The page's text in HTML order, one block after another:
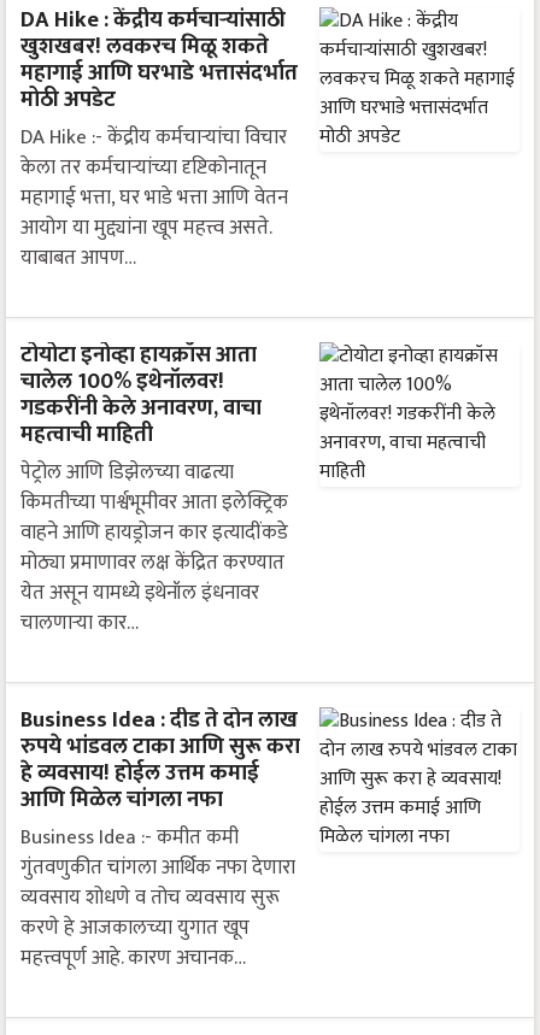
DA Hike : केंद्रीय कर्मचाऱ्यांसाठी
खुशखबर! लवकरच मिळू शकते
महागाई आणि घरभाडे भत्तासंदर्भात
मोठी अपडेट
DA Hike :- केंद्रीय कर्मचाऱ्यांचा विचार
केला तर कर्मचाऱ्यांच्या दृष्टिकोनातून
महागाई भत्ता, घर भाडे भत्ता आणि वेतन
आयोग या मुद्द्यांना खूप महत्त्व असते.
याबाबत आपण…
टोयोटा इनोव्हा हायक्रॉस आता
चालेल 100% इथेनॉलवर!
गडकरींनी केले अनावरण, वाचा
महत्वाची माहिती
पेट्रोल आणि डिझेलच्या वाढत्या
किमतीच्या पार्श्वभूमीवर आता इलेक्ट्रिक
वाहने आणि हायड्रोजन कार इत्यादींकडे
मोठ्या प्रमाणावर लक्ष केंद्रित करण्यात
येत असून यामध्ये इथेनॉल इंधनावर
चालणाऱ्या कार…
Business Idea : दीड ते दोन लाख
रुपये भांडवल टाका आणि सुरू करा
हे व्यवसाय! होईल उत्तम कमाई
आणि मिळेल चांगला नफा
Business Idea :- कमीत कमी
गुंतवणुकीत चांगला आर्थिक नफा देणारा
व्यवसाय शोधणे व तोच व्यवसाय सुरू
करणे हे आजकालच्या युगात खूप
महत्त्वपूर्ण आहे. कारण अचानक…